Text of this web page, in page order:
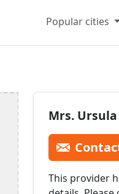
Popular cities
Mrs.
This provider